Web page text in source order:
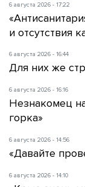
6 августа 2026 - 17:22
и отсутствия
6 августа 2026 - 16:44
Для них же
6 августа 2026 - 16:16
Незнакомец
горка»
6 августа 2026 - 14:56
«Давайте
6 августа 2026 - 14:10